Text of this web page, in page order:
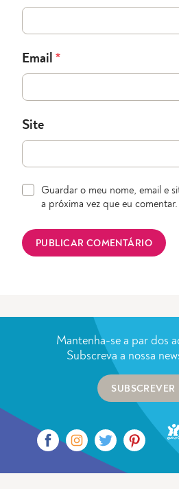
Email *
Site
Guardar o meu nome, email e
a próxima vez que eu comentar.
Mantenha-se a par dos
Subscreva a nossa
SUBSCREVER